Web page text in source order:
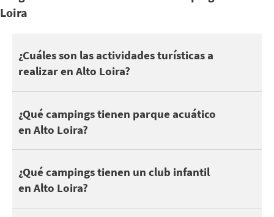
Loira
¿Cuáles son las actividades turísticas a
realizar en Alto Loira?
Puedes profiter de vos vacances en Alto Loira pour découvrir
¿Qué campings tienen parque acuático
en Alto Loira?
Aunque 25 campings en Alto Loira tienen al menos una
¿Qué campings tienen un club infantil
en Alto Loira?
A los niños y adolescentes les gusta acampar para hacer